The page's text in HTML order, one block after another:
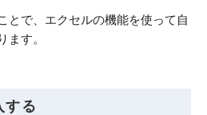
とで、エクセルの機能を使って自
ます。
る